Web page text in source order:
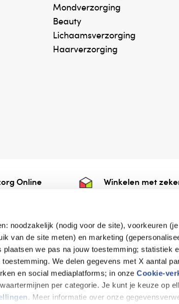
noodzakelijk (nodig voor de site), voorkeuren
van de site meten) en marketing
we pas na jouw toestemming; statistiek
We delen gegevens met X aantal
en social mediaplatforms; in onzeCookie-
per categorie. Je kunt je keuze op
. Meer informatie over onze
Mondverzorging
Beauty
Lichaamsverzorging
Haarverzorging
Online Winkelen met
de vriendelijke specialist
Disclaimer Privacy verklaring